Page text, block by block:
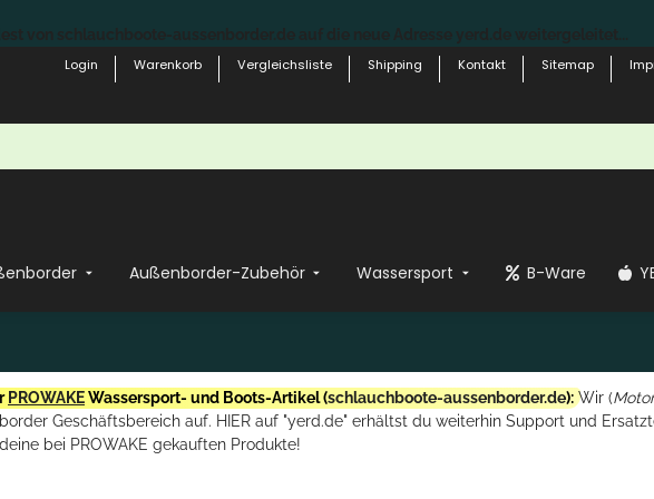
Login
Warenkorb Vergleichsliste Shipping Kontakt Sitemap
Außenborder-Zubehör Wassersport B-Ware
PROWAKEWassersport- und Boots-Artikel (schlauchboote-aussenborder.de): Wir (
Geschäftsbereich auf. HIER auf "yerd.de" erhältst du weiterhin Support und
deine bei PROWAKE gekauften Produkte!